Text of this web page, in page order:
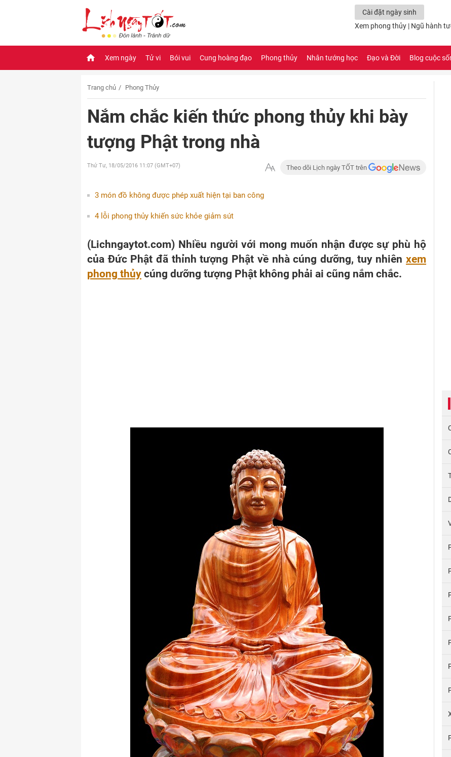
Cài đặt ngày sinh
Xem phong thủy | Ngũ hành
Xem ngày Tử vi Bói vui Cung hoàng đạo Phong thủy Nhân tướng học Đạo và Đời Blog cuộc
Trang chủ Phong Thủy
Nắm chắc kiến thức phong thủy khi bày
tượng Phật trong nhà
Thứ Tư, 18/05/2016 11:07 (GMT+07) Theo dõi Lịch ngày TỐT trên
3 món đồ không được phép xuất hiện tại ban công
4 lỗi phong thủy khiến sức khỏe giảm sút
(Lichngaytot.com) Nhiều người với mong muốn nhận được sự phù hộ
của Đức Phật đã thỉnh tượng Phật về nhà cúng dưỡng, tuy nhiên xem
phong thủy cúng dưỡng tượng Phật không phải ai cũng nắm chắc.